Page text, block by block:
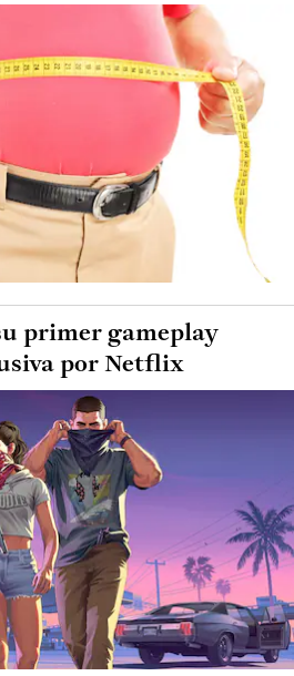
primer gameplay
por Netflix